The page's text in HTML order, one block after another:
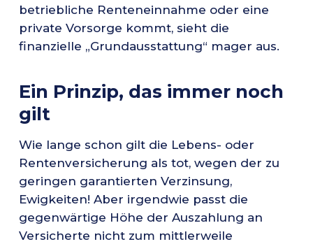
betriebliche Renteneinnahme oder eine
private Vorsorge kommt, sieht die
finanzielle „Grundausstattung“ mager aus.
Ein Prinzip, das immer noch
gilt
Wie lange schon gilt die Lebens- oder
Rentenversicherung als tot, wegen der zu
geringen garantierten Verzinsung,
Ewigkeiten! Aber irgendwie passt die
gegenwärtige Höhe der Auszahlung an
Versicherte nicht zum mittlerweile